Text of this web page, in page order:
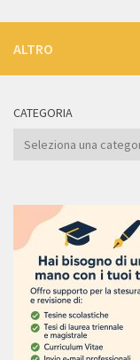
ALTRO
CATEGORIA
Categoria